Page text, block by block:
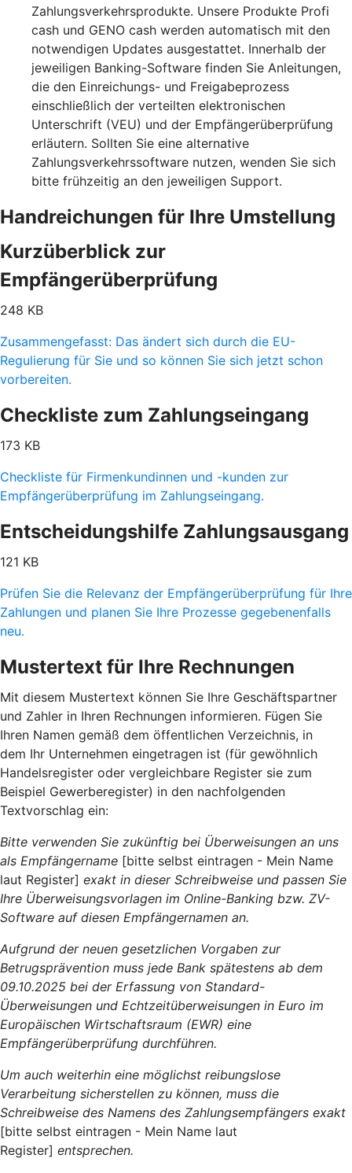
Zahlungsverkehrsprodukte. Unsere Produkte Profi
cash und GENO cash werden automatisch mit den
notwendigen Updates ausgestattet. Innerhalb der
jeweiligen Banking-Software finden Sie Anleitungen,
die den Einreichungs- und Freigabeprozess
einschließlich der verteilten elektronischen
Unterschrift (VEU) und der Empfängerüberprüfung
erläutern. Sollten Sie eine alternative
Zahlungsverkehrssoftware nutzen, wenden Sie sich
bitte frühzeitig an den jeweiligen Support.
Handreichungen für Ihre Umstellung
Kurzüberblick zur
Empfängerüberprüfung
248 KB
Zusammengefasst: Das ändert sich durch die EU-
Regulierung für Sie und so können Sie sich jetzt schon
vorbereiten.
Checkliste zum Zahlungseingang
173 KB
Checkliste für Firmenkundinnen und -kunden zur
Empfängerüberprüfung im Zahlungseingang.
Entscheidungshilfe Zahlungsausgang
121 KB
Prüfen Sie die Relevanz der Empfängerüberprüfung für Ihre
Zahlungen und planen Sie Ihre Prozesse gegebenenfalls
neu.
Mustertext für Ihre Rechnungen
Mit diesem Mustertext können Sie Ihre Geschäftspartner
und Zahler in Ihren Rechnungen informieren. Fügen Sie
Ihren Namen gemäß dem öffentlichen Verzeichnis, in
dem Ihr Unternehmen eingetragen ist (für gewöhnlich
Handelsregister oder vergleichbare Register sie zum
Beispiel Gewerberegister) in den nachfolgenden
Textvorschlag ein:
Bitte verwenden Sie zukünftig bei Überweisungen an uns
als Empfängername [bitte selbst eintragen - Mein Name
laut Register] exakt in dieser Schreibweise und passen Sie
Ihre Überweisungsvorlagen im Online-Banking bzw. ZV-
Software auf diesen Empfängernamen an.
Aufgrund der neuen gesetzlichen Vorgaben zur
Betrugsprävention muss jede Bank spätestens ab dem
09.10.2025 bei der Erfassung von Standard-
Überweisungen und Echtzeitüberweisungen in Euro im
Europäischen Wirtschaftsraum (EWR) eine
Empfängerüberprüfung durchführen.
Um auch weiterhin eine möglichst reibungslose
Verarbeitung sicherstellen zu können, muss die
Schreibweise des Namens des Zahlungsempfängers exakt
[bitte selbst eintragen - Mein Name laut
Register] entsprechen.